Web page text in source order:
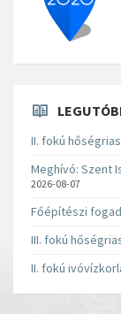
II. fokú
Meghívó: Szent
2026-08-07
Főépítészi
III. fokú
II. fokú